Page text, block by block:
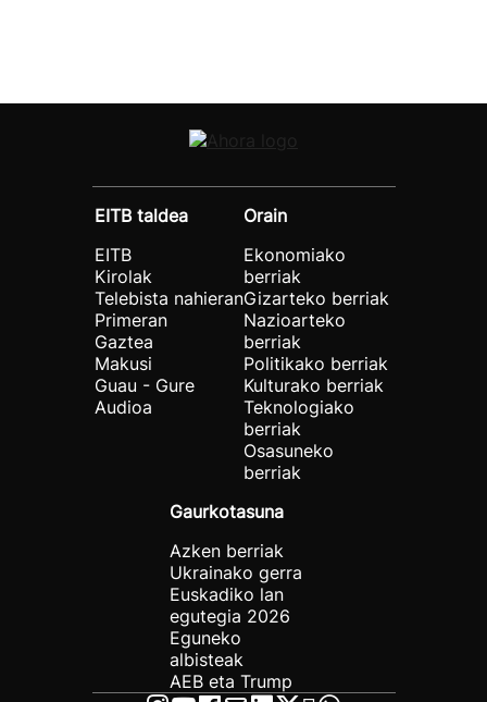
EITB taldea
EITB
Kirolak
Telebista nahieran
Primeran
Gaztea
Makusi
Guau - Gure
Audioa
Orain
Ekonomiako
berriak
Gizarteko berriak
Nazioarteko
berriak
Politikako berriak
Kulturako berriak
Teknologiako
berriak
Osasuneko
berriak
Gaurkotasuna
Azken berriak
Ukrainako gerra
Euskadiko lan
egutegia 2026
Eguneko
albisteak
AEB eta Trump